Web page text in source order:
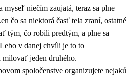
myseľ niečím zaujatá, teraz sa plne
čo sa niektorá časť tela zraní, ostatné
tým, čo robili predtým, a plne sa
v danej chvíli je to to
milovať jeden druhého.
spoločenstve organizujete nejakú